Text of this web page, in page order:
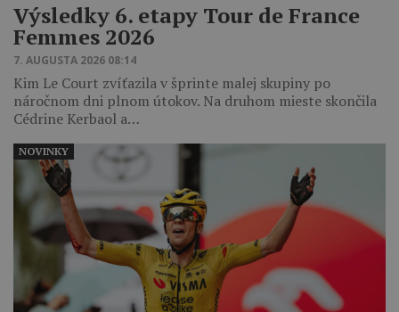
Výsledky 6. etapy Tour de France
Femmes 2026
7. AUGUSTA 2026 08:14
Kim Le Court zvíťazila v šprinte malej skupiny po
náročnom dni plnom útokov. Na druhom mieste skončila
Cédrine Kerbaol a…
NOVINKY